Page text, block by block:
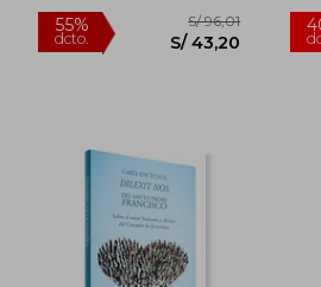
Blanda, Nuevo